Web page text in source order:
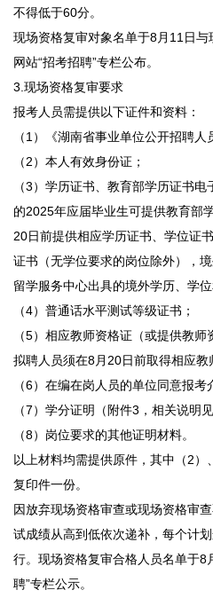
不得低于60分。
现场资格复审对象名单于8月11日
网站“招考招聘”专栏公布。
3.现场资格复审要求
报考人员需提供以下证件和资料：
（1）《湖南省事业单位公开招聘人
（2）本人有效身份证；
（3）学历证书、教育部学历证书
的2025年应届毕业生可提供教育部
20日前提供相应学历证书、学位证
证书（无学位要求的岗位除外），
留学服务中心出具的境外学历、学位
（4）普通话水平测试等级证书；
（5）相应教师资格证（或提供教
拟聘人员须在8月20日前取得相应教
（6）在编在岗人员的单位同意报考
（7）学分证明（附件3，相关说明
（8）岗位要求的其他证明材料。
以上材料均需提供原件，其中（2
复印件一份。
因放弃现场资格审查或现场资格审
试成绩从高到低依次递补，每个计
行。现场资格复审合格人员名单于8
聘”专栏公示。